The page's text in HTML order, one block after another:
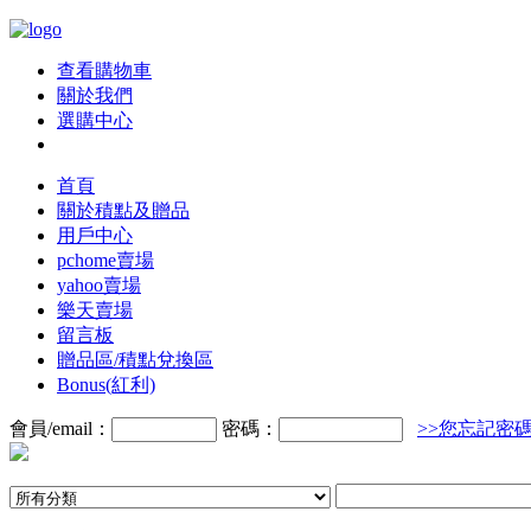
查看購物車
關於我們
選購中心
首頁
關於積點及贈品
用戶中心
pchome賣場
yahoo賣場
樂天賣場
留言板
贈品區/積點兌換區
Bonus(紅利)
會員/email： 密碼： >>您忘記密